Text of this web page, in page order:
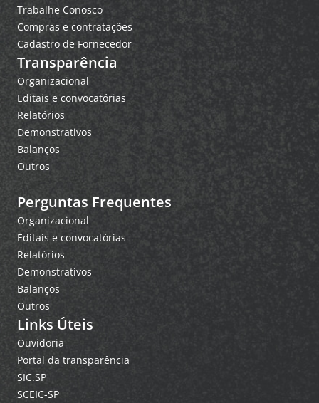
Trabalhe Conosco
Compras e contratações
Cadastro de Fornecedor
Transparência
Organizacional
Editais e convocatórias
Relatórios
Demonstrativos
Balanços
Outros
Perguntas Frequentes
Organizacional
Editais e convocatórias
Relatórios
Demonstrativos
Balanços
Outros
Links Úteis
Ouvidoria
Portal da transparência
SIC.SP
SCEIC-SP